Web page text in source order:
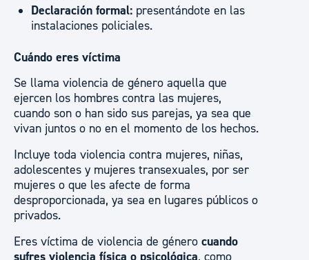
Declaración formal: presentándote en las
instalaciones policiales.
Cuándo eres víctima
Se llama violencia de género aquella que
ejercen los hombres contra las mujeres,
cuando son o han sido sus parejas, ya sea que
vivan juntos o no en el momento de los hechos.
Incluye toda violencia contra mujeres, niñas,
adolescentes y mujeres transexuales, por ser
mujeres o que les afecte de forma
desproporcionada, ya sea en lugares públicos o
privados.
Eres víctima de violencia de género cuando